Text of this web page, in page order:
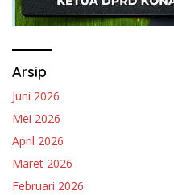
Arsip
Juni 2026
Mei 2026
April 2026
Maret 2026
Februari 2026